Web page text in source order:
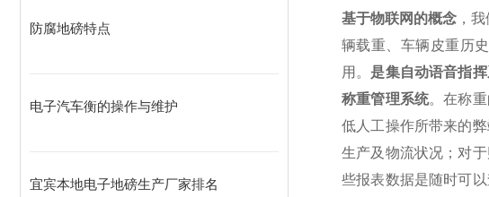
防腐地磅特点
电子汽车衡的操作与维护
宜宾本地电子地磅生产厂家排名
基于物联网的概念 ，
辆载重、车辆皮重历
用。 是集自动语音指
称重管理系统。在称
低人工操作所带来的
生产及物流状况；对
些报表数据是随时可